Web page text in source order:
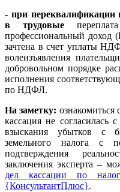
- при переквалификации
в трудовые
профессиональный доход
зачтена в счет уплаты
волеизъявления
добровольном порядке
исполнения
по НДФЛ.
На заметку:
кассация не
взыскания убытков с
земельного налога с
подтверждения
заключения эксперта –
дел кассации по
{КонсультантПлюс}.